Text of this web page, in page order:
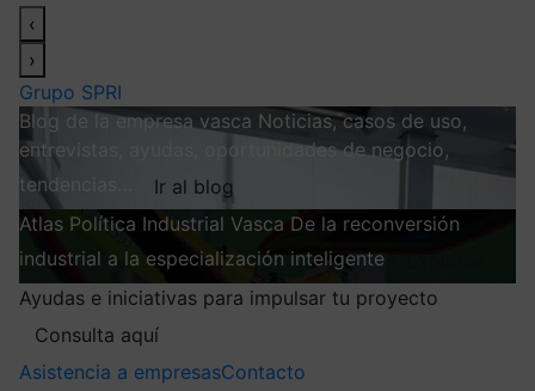
‹
›
Grupo SPRI
Blog de la empresa vasca Noticias, casos de uso,
entrevistas, ayudas, oportunidades de negocio,
tendencias…
Ir al blog
Atlas Política Industrial Vasca De la reconversión
industrial a la especialización inteligente
Ayudas e iniciativas para impulsar tu proyecto
Consulta aquí
Asistencia a empresasContacto